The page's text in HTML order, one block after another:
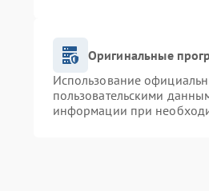
Оригинальные
Использование
пользовательскими
информации при